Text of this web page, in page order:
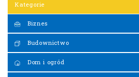
Kategorie
Biznes
Budownictwo
Dom i ogród